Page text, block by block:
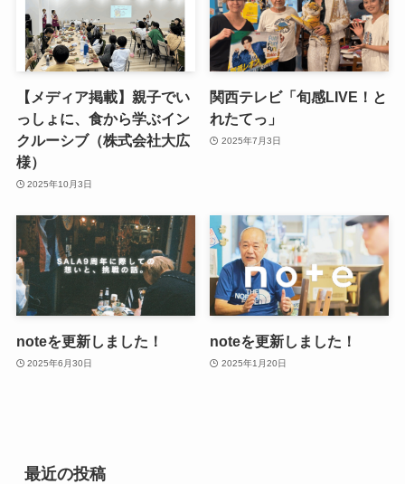
【メディア掲載】親子でい
っしょに、食から学ぶイン
クルーシブ（株式会社大広
様）
2025年10月3日
関西テレビ「旬感LIVE！と
れたてっ」
2025年7月3日
noteを更新しました！
2025年6月30日
noteを更新しました！
2025年1月20日
最近の投稿